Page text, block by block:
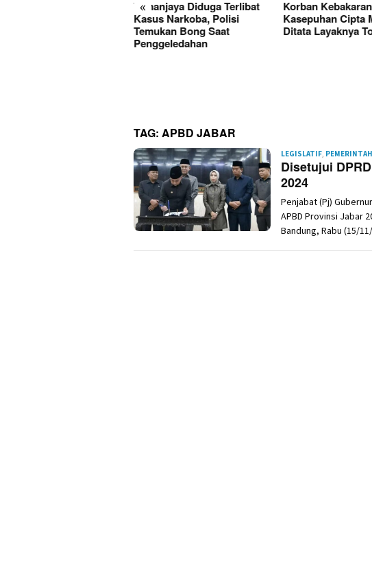
«
Tamanjaya Diduga Terlibat
Kasus Narkoba, Polisi
Temukan Bong Saat
Penggeledahan
Korban Kebakaran
Kasepuhan Cipta
Ditata Layaknya
TAG: APBD JABAR
LEGISLATIF,
Disetujui
2024
Penjabat (Pj)
APBD Provinsi Jabar
Bandung, Rabu (15/